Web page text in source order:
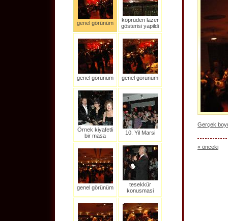
genel görünüm
köprüden lazer
gösterisi yapildi
genel görünüm genel görünüm
Örnek kiyafetli
bir masa
10. Yil Marsi
genel görünüm
tesekkür
konusmasi
Gerçek
« önceki